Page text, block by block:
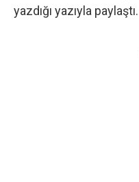
yazdığı yazıyla paylaştı.